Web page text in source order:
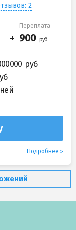
2
Переплата
Подробнее